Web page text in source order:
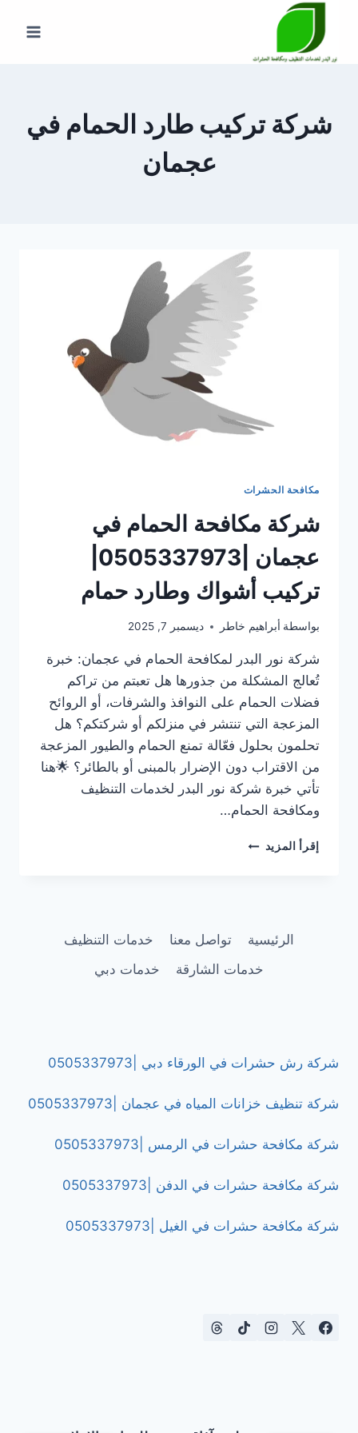
المحتوى
شركة تركيب طارد الحمام في
عجمان
مكافحة الحشرات
شركة مكافحة الحمام في
تركيب أشواك وطارد حمام
بواسطة أبراهيم خاطر ديسمبر 7, 2025
شركة نور البدر لمكافحة الحمام في عجمان: خبرة
تُعالج المشكلة من جذورها هل تعبتم من تراكم
فضلات الحمام على النوافذ والشرفات، أو الروائح
المزعجة التي تنتشر في منزلكم أو شركتكم؟ هل
تحلمون بحلول فعّالة تمنع الحمام والطيور المزعجة
من الاقتراب دون الإضرار بالمبنى أو بالطائر؟ 🌟هنا
تأتي خبرة شركة نور البدر لخدمات التنظيف
ومكافحة الحمام…
إقرأ المزيد شركة
تركيب
وطارد
الرئيسية تواصل معنا
خدمات التنظيف
خدمات الشارقة
خدمات دبي
شركة رش حشرات في الورقاء دبي |0505337973
شركة تنظيف خزانات المياه في عجمان |0505337973
شركة مكافحة حشرات في الرمس |0505337973
شركة مكافحة حشرات في الدفن |0505337973
شركة مكافحة حشرات في الغيل |0505337973